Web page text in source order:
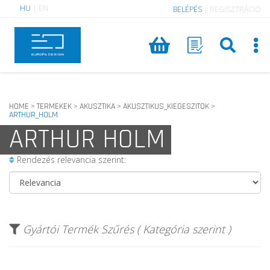
HU EN BELÉPÉS REGISZTRÁCIÓ
HOME > TERMEKEK > AKUSZTIKA > AKUSZTIKUS_KIEGESZITOK >
ARTHUR_HOLM
ARTHUR HOLM
Rendezés relevancia szerint:
Gyártói Termék Szűrés ( Kategória szerint )